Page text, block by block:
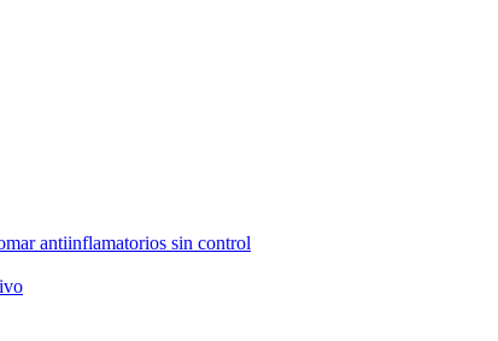
antiinflamatorios sin control